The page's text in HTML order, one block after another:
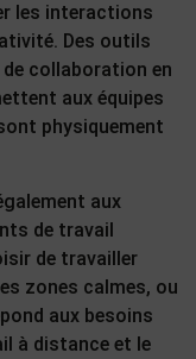
les interactions
Des outils
collaboration en
aux équipes
physiquement
aux
de travail
de travailler
zones calmes, ou
aux besoins
à distance et le